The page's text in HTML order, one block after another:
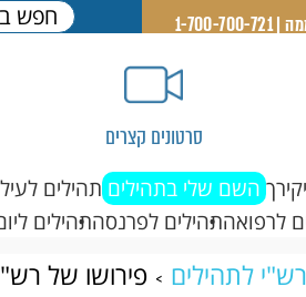
סרטונים קצרים
השם שלי בתהילים תהילים
לרפואהתהילים לפרנסהתהילים
רש"י לתהילים פירושו של